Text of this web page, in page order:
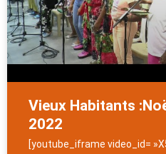
Vieux Habitants
2022
[youtube_iframe video_id=